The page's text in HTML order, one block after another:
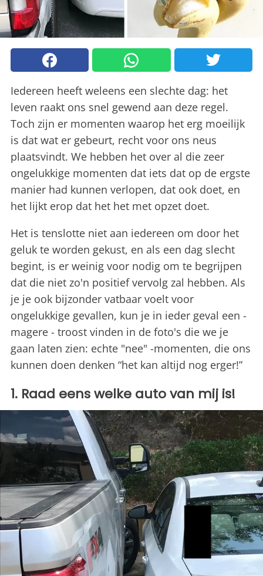
Iedereen heeft weleens een slechte dag: het
leven raakt ons snel gewend aan deze regel.
Toch zijn er momenten waarop het erg moeilijk
is dat wat er gebeurt, recht voor ons neus
plaatsvindt. We hebben het over al die zeer
ongelukkige momenten dat iets dat op de ergste
manier had kunnen verlopen, dat ook doet, en
het lijkt erop dat het het met opzet doet.
Het is tenslotte niet aan iedereen om door het
geluk te worden gekust, en als een dag slecht
begint, is er weinig voor nodig om te begrijpen
dat die niet zo'n positief vervolg zal hebben. Als
je je ook bijzonder vatbaar voelt voor
ongelukkige gevallen, kun je in ieder geval een -
magere - troost vinden in de foto's die we je
gaan laten zien: echte "nee" -momenten, die ons
kunnen doen denken “het kan altijd nog erger!”
1. Raad eens welke auto van mij is!